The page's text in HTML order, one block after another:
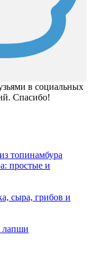
в социальных
Спасибо!
простые и
лапши